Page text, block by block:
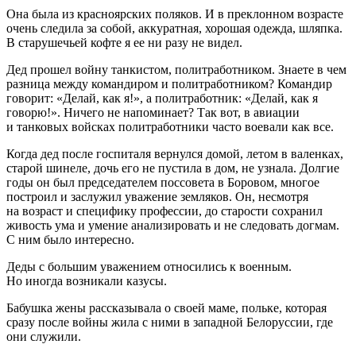
Она была из красноярских поляков. И в преклонном возрасте
очень следила за собой, аккуратная, хорошая одежда, шляпка.
В старушечьей кофте я ее ни разу не видел.
Дед прошел войну танкистом, политработником. Знаете в чем
разница между командиром и политработником? Командир
говорит: «Делай, как я!», а политработник: «Делай, как я
говорю!». Ничего не напоминает? Так вот, в авиации
и танковых войсках политработники часто воевали как все.
Когда дед после госпиталя вернулся домой, летом в валенках,
старой шинеле, дочь его не пустила в дом, не узнала. Долгие
годы он был председателем поссовета в Боровом, многое
построил и заслужил уважение земляков. Он, несмотря
на возраст и специфику профессии, до старости сохранил
живость ума и умение анализировать и не следовать догмам.
С ним было интересно.
Деды с большим уважением относились к военным.
Но иногда возникали казусы.
Бабушка жены рассказывала о своей маме, польке, которая
сразу после войны жила с ними в западной Белоруссии, где
они служили.